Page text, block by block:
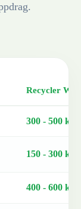
Recycler
300 - 500 kr
150 - 300 kr
400 - 600 kr